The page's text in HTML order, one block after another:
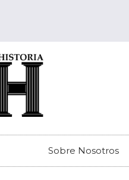
Sobre Nosotros